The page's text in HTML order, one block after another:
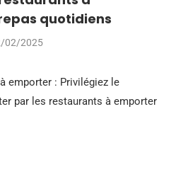
quotidiens
02/2025
emporter : Privilégiez le
par les restaurants à emporter